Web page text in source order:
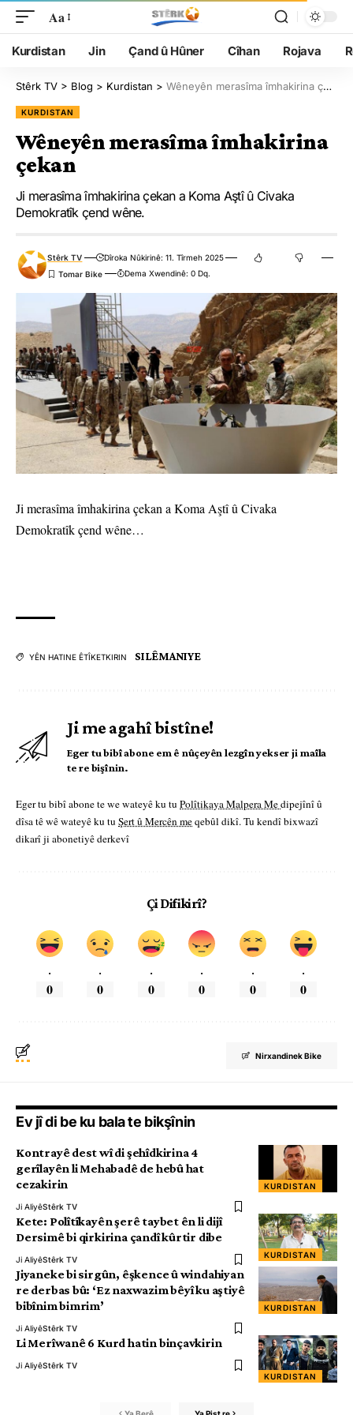
Aa
Kurdistan Jin Çand û Hûner Cîhan Rojava
Stêrk TV > Blog > Kurdistan > Wêneyên merasîma îmhakirina çekan
KURDISTAN
Wêneyên merasîma îmhakirina
çekan
Ji merasîma îmhakirina çekan a Koma Aştî û Civaka
Demokratîk çend wêne.
Stêrk TV
Dîroka Nûkirinê: 11. Tîrmeh 2025
Dema Xwendinê: 0 Dq.
Ji merasîma îmhakirina çekan a Koma Aştî û Civaka
Demokratîk çend wêne…
YÊN HATINE ÊTÎKETKIRIN SILÊMANIYE
Ji me agahî bistîne!
Eger tu bibî abone em ê nûçeyên lezgîn yekser ji maîla
te re bişînin.
Eger tu bibî abone te we wateyê ku tu Polîtikaya Malpera Medipejînî û
dîsa tê wê wateyê ku tu Şert û Mercên meqebûl dikî. Tu kendî bixwazî
dikarî ji abonetiyê derkevî
Çi Difikirî?
.
0
.
0
.
0
.
0
.
0
.
0
Nirxandinek Bike
Ev jî di be ku bala te bikşînin
KURDISTAN
Kontrayê dest wî di şehîdkirina 4
gerîlayên li Mehabadê de hebû hat
cezakirin
Ji AliyêStêrk TV
KURDISTAN
Kete: Polîtîkayên şerê taybet ên li dijî
Dersimê bi qirkirina çandî kûrtir dibe
Ji AliyêStêrk TV
KURDISTAN
Jiyaneke bi sirgûn, êşkence û windahiyan
re derbas bû: ‘Ez naxwazim bêyî ku aştiyê
bibînim bimrim’
Ji AliyêStêrk TV
KURDISTAN
Li Merîwanê 6 Kurd hatin binçavkirin
Ji AliyêStêrk TV